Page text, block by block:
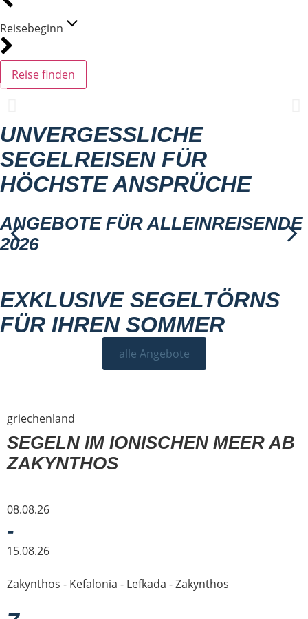
Reisebeginn
Reise finden
UNVERGESSLICHE
SEGELREISEN FÜR
HÖCHSTE ANSPRÜCHE
ANGEBOTE FÜR ALLEINREISENDE
2026
EXKLUSIVE SEGELTÖRNS
FÜR IHREN SOMMER
alle Angebote
griechenland
SEGELN IM IONISCHEN MEER AB
ZAKYNTHOS
08.08.26
-
15.08.26
Zakynthos - Kefalonia - Lefkada - Zakynthos